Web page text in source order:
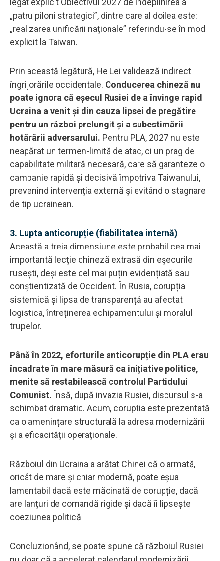
„patru piloni strategici”, dintre care al doilea este:
„realizarea unificării naționale” referindu-se în mod
explicit la Taiwan.
Prin această legătură, He Lei validează indirect
îngrijorările occidentale. Conducerea chineză nu
poate ignora că eșecul Rusiei de a învinge rapid
Ucraina a venit și din cauza lipsei de pregătire
pentru un război prelungit și a subestimării
hotărârii adversarului. Pentru PLA, 2027 nu este
neapărat un termen-limită de atac, ci un prag de
capabilitate militară necesară, care să garanteze o
campanie rapidă și decisivă împotriva Taiwanului,
prevenind intervenția externă și evitând o stagnare
de tip ucrainean.
3. Lupta anticorupție (fiabilitatea internă)
Această a treia dimensiune este probabil cea mai
importantă lecție chineză extrasă din eșecurile
rusești, deși este cel mai puțin evidențiată sau
conștientizată de Occident. În Rusia, corupția
sistemică și lipsa de transparență au afectat
logistica, întreținerea echipamentului și moralul
trupelor.
Până în 2022, eforturile anticorupție din PLA erau
încadrate în mare măsură ca inițiative politice,
menite să restabilească controlul Partidului
Comunist. Însă, după invazia Rusiei, discursul s-a
schimbat dramatic. Acum, corupția este prezentată
ca o amenințare structurală la adresa modernizării
și a eficacității operaționale.
Războiul din Ucraina a arătat Chinei că o armată,
oricât de mare și chiar modernă, poate eșua
lamentabil dacă este măcinată de corupție, dacă
are lanțuri de comandă rigide și dacă îi lipsește
coeziunea politică.
Concluzionând, se poate spune că războiul Rusiei